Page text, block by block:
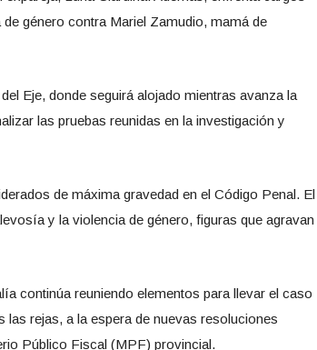
género contra Mariel Zamudio, mamá de
Eje, donde seguirá alojado mientras avanza la
las pruebas reunidas en la investigación y
de máxima gravedad en el Código Penal. El
y la violencia de género, figuras que agravan
continúa reuniendo elementos para llevar el caso
rejas, a la espera de nuevas resoluciones
Público Fiscal (MPF) provincial.